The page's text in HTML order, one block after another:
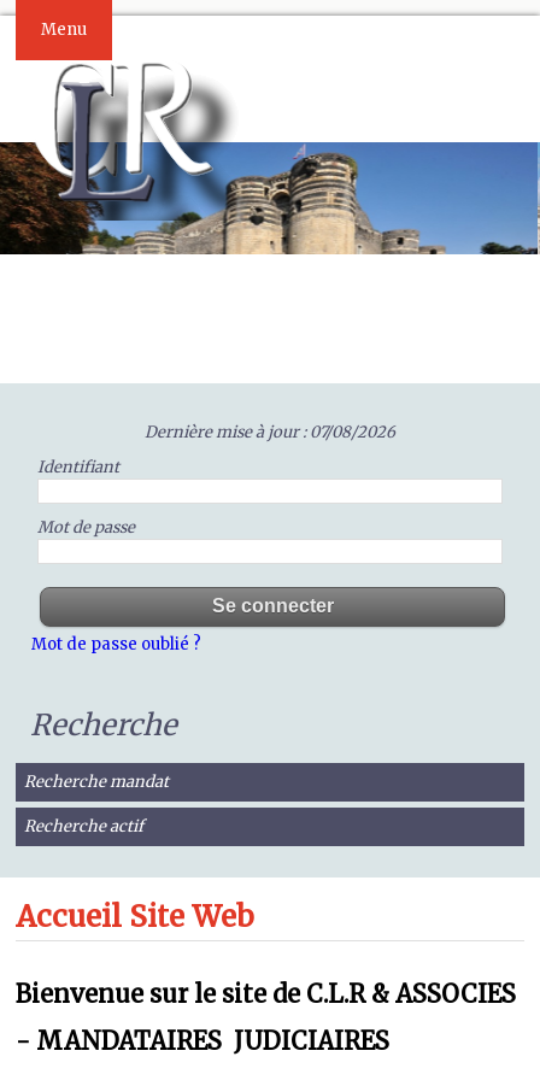
Menu
Dernière mise à jour : 07/08/2026
Identifiant
Mot de passe
Mot de passe oublié ?
Recherche
Recherche mandat
Recherche actif
Accueil Site Web
Bienvenue sur le site de C.L.R & ASSOCIES
- MANDATAIRES JUDICIAIRES